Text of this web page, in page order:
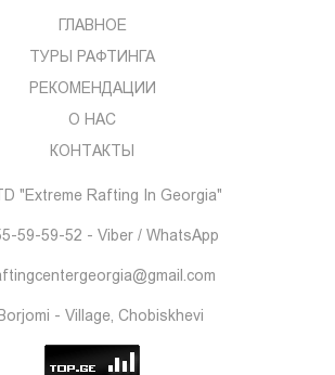
ГЛАВНОЕ
ТУРЫ РАФТИНГА
РЕКОМЕНДАЦИИ
О НАС
КОНТАКТЫ
"Extreme Rafting In Georgia"
59-59-52 - Viber / WhatsApp
Borjomi - Village, Chobiskhevi